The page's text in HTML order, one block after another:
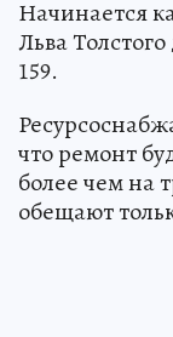
Начинается
Льва
159.
что ремонт
более чем на
обещают